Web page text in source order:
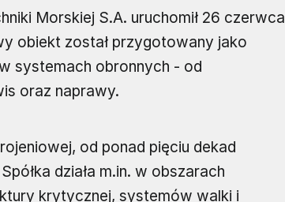
Morskiej S.A. uruchomił 26 czerwca
obiekt został przygotowany jako
systemach obronnych - od
oraz naprawy.
od ponad pięciu dekad
działa m.in. w obszarach
krytycznej, systemów walki i